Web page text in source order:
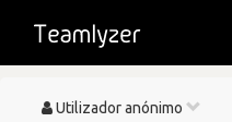
Toggle
Utilizador anónimo